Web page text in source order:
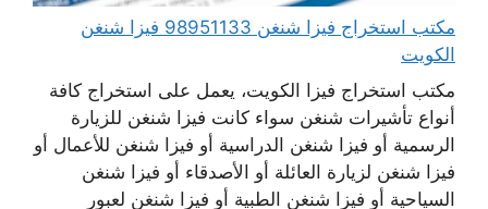
مكتب استخراج فيزا شنغن 98951133 فيزا شنغن
الكويت
مكتب استخراج فيزا الكويت، يعمل على استخراج كافة
أنواع تأشيرات شنغن سواء كانت فيزا شنغن للزيارة
الرسمية أو فيزا شنغن الدراسية أو فيزا شنغن للأعمال أو
فيزا شنغن لزيارة العائلة أو الأصدقاء أو فيزا شنغن
السياحية أو فيزا شنغن الطبية أو فيزا شنغن لعبور